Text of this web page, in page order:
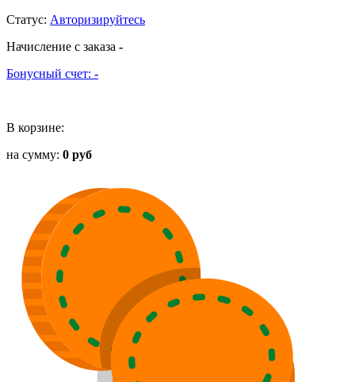
Статус: Авторизируйтесь
Начисление с заказа -
Бонусный счет: -
В корзине:
на сумму: 0 руб